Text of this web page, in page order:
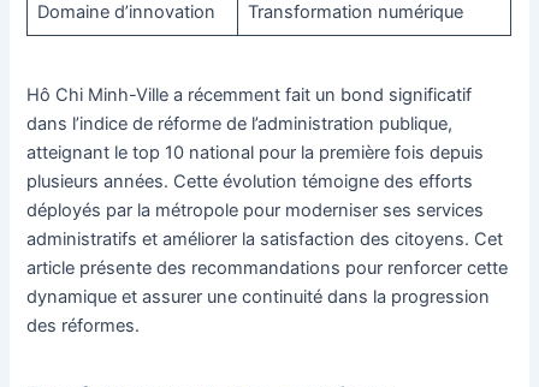
Domaine d’innovation Transformation numérique
Hô Chi Minh-Ville a récemment fait un bond significatif
dans l’indice de réforme de l’administration publique,
atteignant le top 10 national pour la première fois depuis
plusieurs années. Cette évolution témoigne des efforts
déployés par la métropole pour moderniser ses services
administratifs et améliorer la satisfaction des citoyens. Cet
article présente des recommandations pour renforcer cette
dynamique et assurer une continuité dans la progression
des réformes.